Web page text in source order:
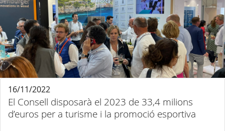
El Consell disposarà el 2023 de 33,4 milions
d’euros per a turisme i la promoció esportiva
16/11/2022